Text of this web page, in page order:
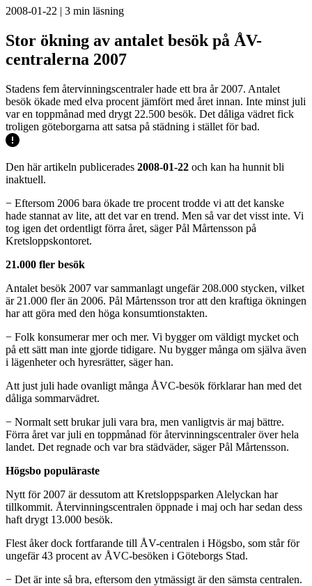
2008-01-22 | 3 min läsning
Stor ökning av antalet besök på ÅV-
centralerna 2007
Stadens fem återvinningscentraler hade ett bra år 2007. Antalet
besök ökade med elva procent jämfört med året innan. Inte minst juli
var en toppmånad med drygt 22.500 besök. Det dåliga vädret fick
troligen göteborgarna att satsa på städning i stället för bad.
Den här artikeln publicerades 2008-01-22 och kan ha hunnit bli
inaktuell.
− Eftersom 2006 bara ökade tre procent trodde vi att det kanske
hade stannat av lite, att det var en trend. Men så var det visst inte. Vi
tog igen det ordentligt förra året, säger Pål Mårtensson på
Kretsloppskontoret.
21.000 fler besök
Antalet besök 2007 var sammanlagt ungefär 208.000 stycken, vilket
är 21.000 fler än 2006. Pål Mårtensson tror att den kraftiga ökningen
har att göra med den höga konsumtionstakten.
− Folk konsumerar mer och mer. Vi bygger om väldigt mycket och
på ett sätt man inte gjorde tidigare. Nu bygger många om själva även
i lägenheter och hyresrätter, säger han.
Att just juli hade ovanligt många ÅVC-besök förklarar han med det
dåliga sommarvädret.
− Normalt sett brukar juli vara bra, men vanligtvis är maj bättre.
Förra året var juli en toppmånad för återvinningscentraler över hela
landet. Det regnade och var bra städväder, säger Pål Mårtensson.
Högsbo populäraste
Nytt för 2007 är dessutom att Kretsloppsparken Alelyckan har
tillkommit. Återvinningscentralen öppnade i maj och har sedan dess
haft drygt 13.000 besök.
Flest åker dock fortfarande till ÅV-centralen i Högsbo, som står för
ungefär 43 procent av ÅVC-besöken i Göteborgs Stad.
− Det är inte så bra, eftersom den ytmässigt är den sämsta centralen.